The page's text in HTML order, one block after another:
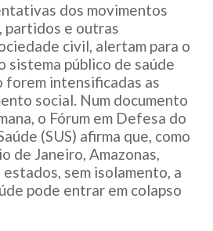
dos movimentos
partidos e outras
civil, alertam para o
sistema público de saúde
forem intensificadas as
social. Num documento
o Fórum em Defesa do
(SUS) afirma que, como
de Janeiro, Amazonas,
sem isolamento, a
pode entrar em colapso